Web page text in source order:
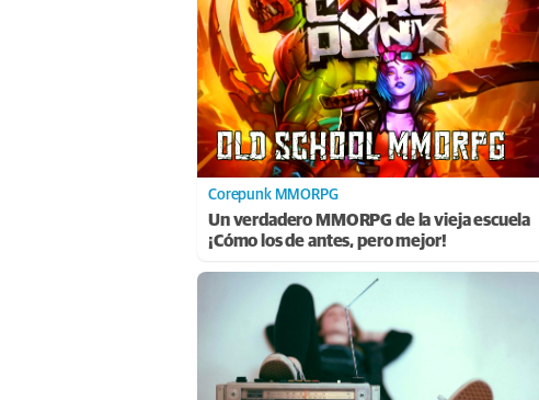
Corepunk MMORPG
Un verdadero MMORPG de la vieja escuela
¡Cómo los de antes, pero mejor!